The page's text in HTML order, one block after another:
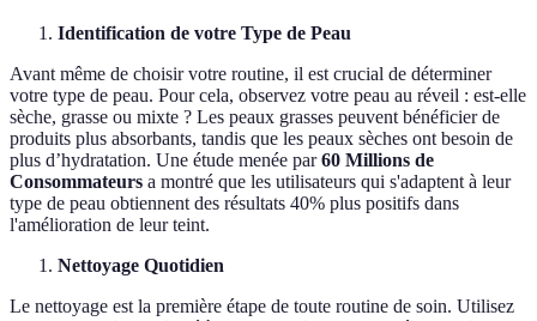
Identification de votre Type de Peau
Avant même de choisir votre routine, il est crucial de déterminer
votre type de peau. Pour cela, observez votre peau au réveil : est-elle
sèche, grasse ou mixte ? Les peaux grasses peuvent bénéficier de
produits plus absorbants, tandis que les peaux sèches ont besoin de
plus d’hydratation. Une étude menée par60 Millions de
Consommateurs a montré que les utilisateurs qui s'adaptent à leur
type de peau obtiennent des résultats 40% plus positifs dans
l'amélioration de leur teint.
Nettoyage Quotidien
Le nettoyage est la première étape de toute routine de soin. Utilisez